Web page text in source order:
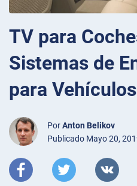
TV para
Sistemas de
para Vehículos
PorAnton Belikov
Publicado Mayo 20,